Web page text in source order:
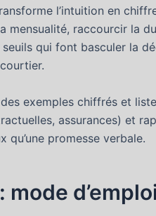
l’intuition en
mensualité, raccourcir la
qui font basculer la
exemples chiffrés et
assurances) et
promesse verbale.